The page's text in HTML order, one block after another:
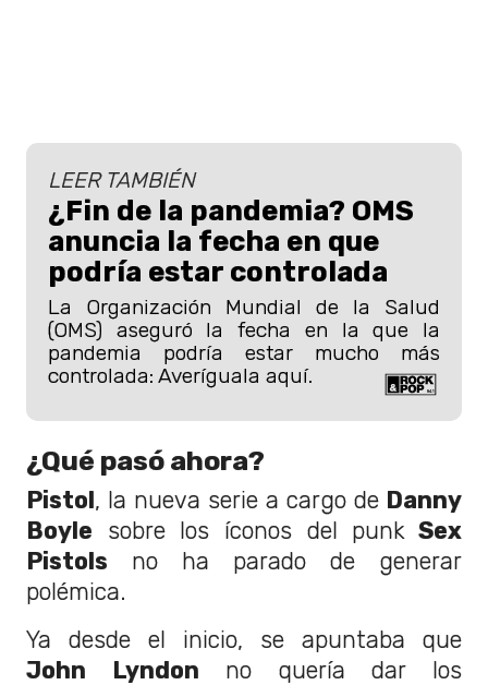
LEER TAMBIÉN
¿Fin de la pandemia? OMS
anuncia la fecha en que
podría estar controlada
La Organización Mundial de la Salud
(OMS) aseguró la fecha en la que la
pandemia podría estar mucho más
controlada: Averíguala aquí.
¿Qué pasó ahora?
Pistol, la nueva serie a cargo de Danny
Boyle sobre los íconos del punkSex
Pistols no ha parado de generar
polémica.
Ya desde el inicio, se apuntaba que
John Lyndon no quería dar los